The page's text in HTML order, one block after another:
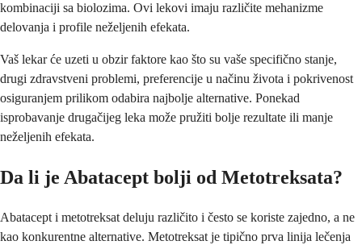
kombinaciji sa biolozima. Ovi lekovi imaju različite mehanizme
delovanja i profile neželjenih efekata.
Vaš lekar će uzeti u obzir faktore kao što su vaše specifično stanje,
drugi zdravstveni problemi, preferencije u načinu života i pokrivenost
osiguranjem prilikom odabira najbolje alternative. Ponekad
isprobavanje drugačijeg leka može pružiti bolje rezultate ili manje
neželjenih efekata.
Da li je Abatacept bolji od Metotreksata?
Abatacept i metotreksat deluju različito i često se koriste zajedno, a ne
kao konkurentne alternative. Metotreksat je tipično prva linija lečenja